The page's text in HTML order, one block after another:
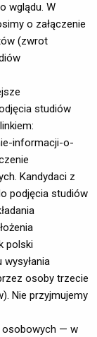
wglądu. W
o załączenie
(zwrot
studiów
informacji-o-
Kandydaci z
podjęcia studiów
polski
osoby trzecie
Nie przyjmujemy
osobowych — w